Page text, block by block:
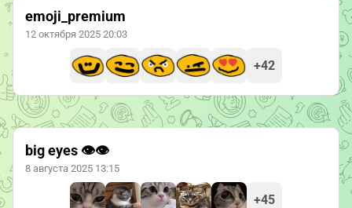
emoji_premium
12 октября 2025 20:03
+42
big eyes 👁👁
8 августа 2025 13:15
+45